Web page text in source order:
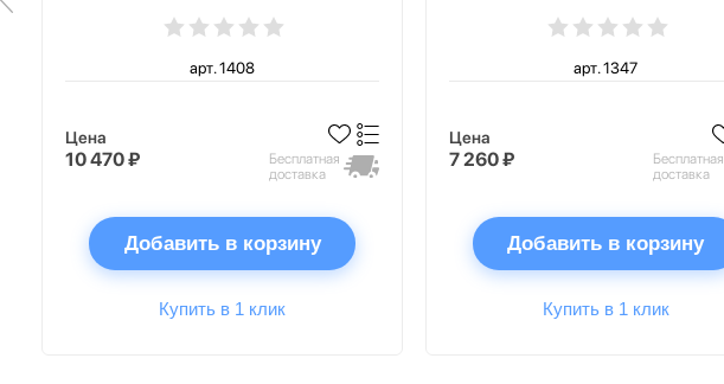
арт. 1408
Цена
10 470 ₽
Бесплатная
доставка
Добавить в корзину
Купить в 1 клик
арт. 1347
Цена
7 260 ₽
Бесплатная
доставка
Добавить в корзину
Купить в 1 клик